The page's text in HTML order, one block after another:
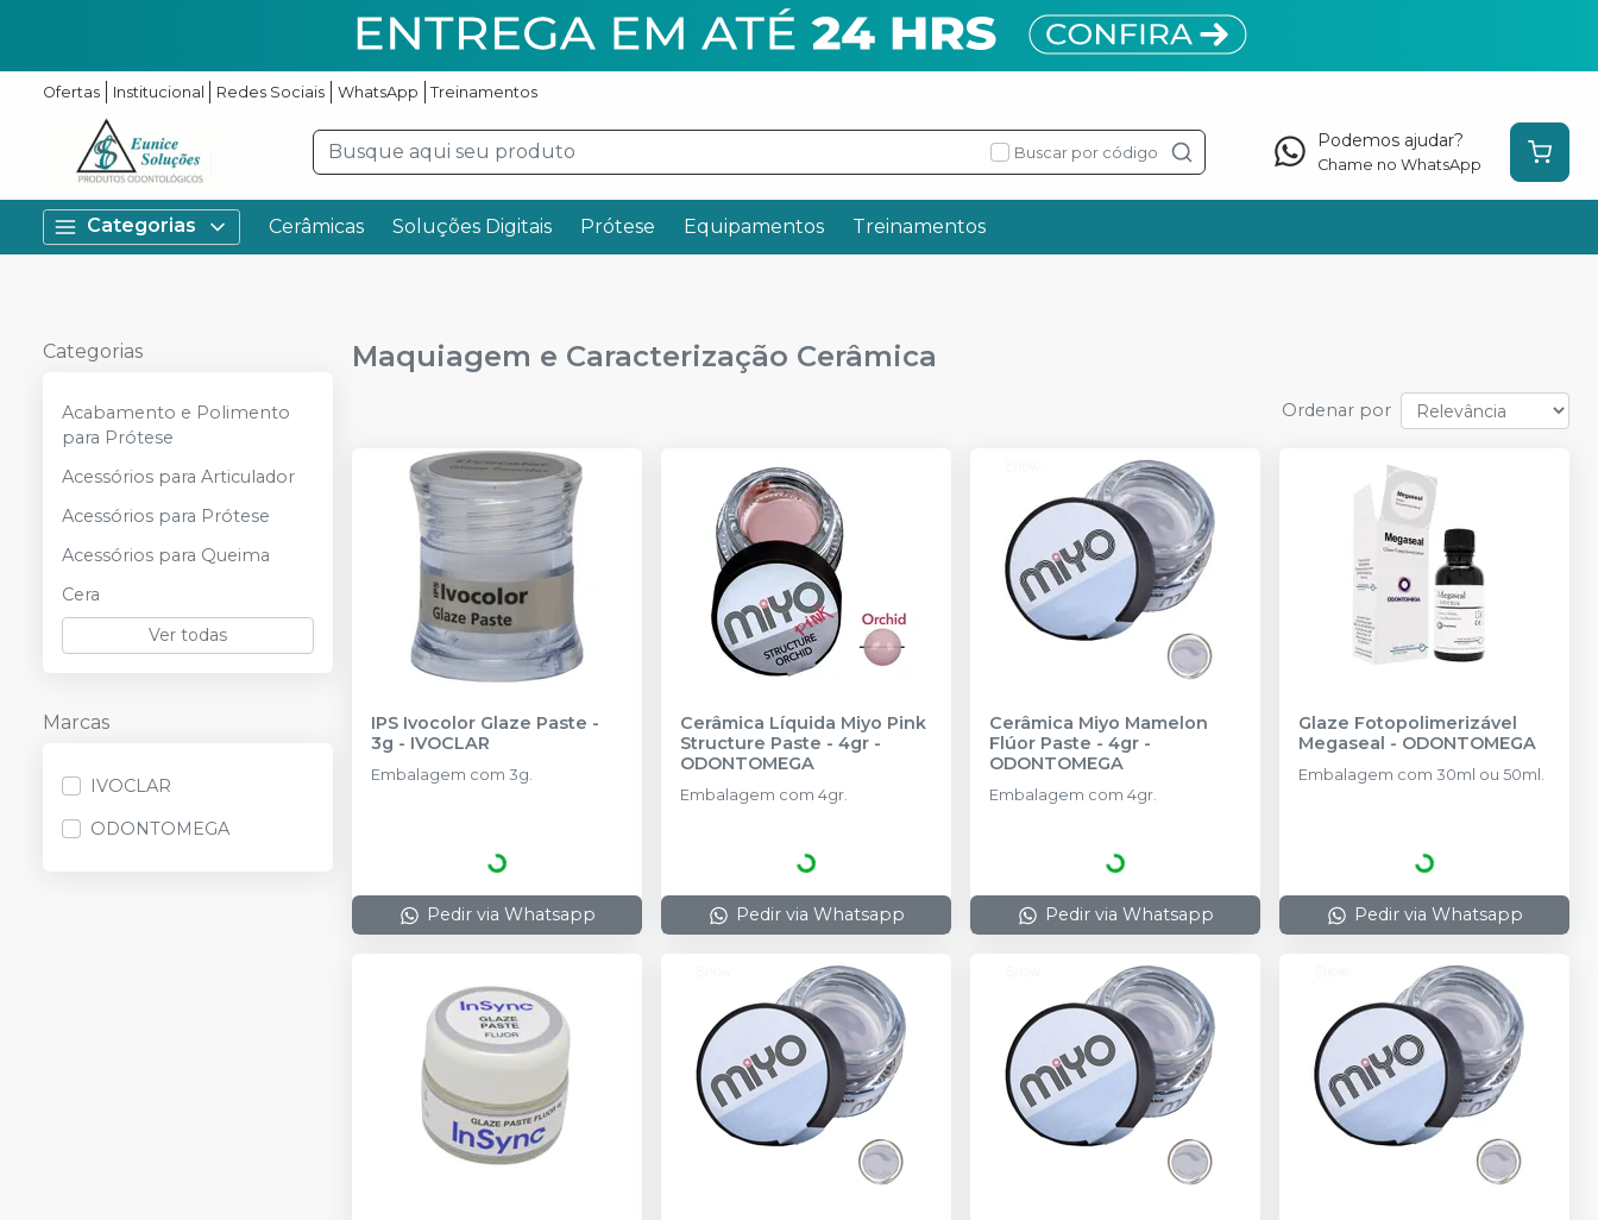
Ofertas Institucional Redes Sociais WhatsApp Treinamentos
Buscar por código
Podemos ajudar?
Chame no WhatsApp
Categorias Cerâmicas Soluções Digitais Prótese Equipamentos Treinamentos
Categorias
Acabamento e Polimento
para Prótese
Acessórios para Articulador
Acessórios para Prótese
Acessórios para Queima
Cera
Ver todas
Marcas
IVOCLAR
ODONTOMEGA
Maquiagem e Caracterização Cerâmica
Ordenar por
IPS Ivocolor Glaze Paste -
3g - IVOCLAR
Embalagem com 3g.
Pedir via Whatsapp
Cerâmica Líquida Miyo Pink
Structure Paste - 4gr -
ODONTOMEGA
Embalagem com 4gr.
Pedir via Whatsapp
Cerâmica Miyo Mamelon
Flúor Paste - 4gr -
ODONTOMEGA
Embalagem com 4gr.
Pedir via Whatsapp
Glaze Fotopolimerizável
Megaseal - ODONTOMEGA
Embalagem com 30ml ou 50ml.
Pedir via Whatsapp